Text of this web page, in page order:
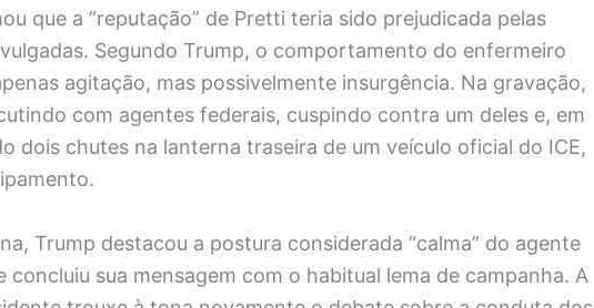
que a “reputação” de Pretti teria sido prejudicada pelas
Segundo Trump, o comportamento do enfermeiro
agitação, mas possivelmente insurgência. Na gravação,
com agentes federais, cuspindo contra um deles e, em
dois chutes na lanterna traseira de um veículo oficial do ICE,
Trump destacou a postura considerada “calma” do agente
concluiu sua mensagem com o habitual lema de campanha. A